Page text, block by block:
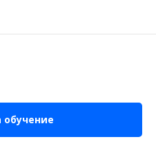
обучение